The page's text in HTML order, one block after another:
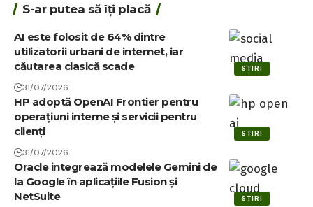
S-ar putea să îți placă
STIRI
AI este folosit de 64% dintre
utilizatorii urbani de internet, iar
căutarea clasică scade
31/07/2026
STIRI
HP adoptă OpenAI Frontier pentru
operațiuni interne și servicii pentru
clienți
31/07/2026
STIRI
Oracle integrează modelele Gemini de
la Google în aplicațiile Fusion și
NetSuite